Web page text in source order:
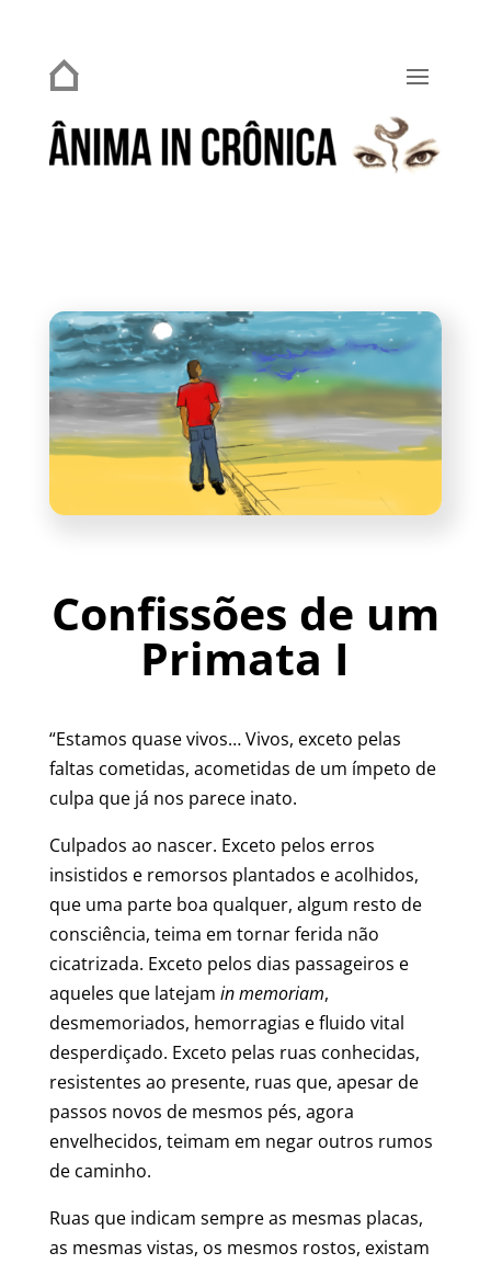
Confissões de um
Primata I
“Estamos quase vivos… Vivos, exceto pelas
faltas cometidas, acometidas de um ímpeto de
culpa que já nos parece inato.
Culpados ao nascer. Exceto pelos erros
insistidos e remorsos plantados e acolhidos,
que uma parte boa qualquer, algum resto de
consciência, teima em tornar ferida não
cicatrizada. Exceto pelos dias passageiros e
aqueles que latejam in memoriam,
desmemoriados, hemorragias e fluido vital
desperdiçado. Exceto pelas ruas conhecidas,
resistentes ao presente, ruas que, apesar de
passos novos de mesmos pés, agora
envelhecidos, teimam em negar outros rumos
de caminho.
Ruas que indicam sempre as mesmas placas,
as mesmas vistas, os mesmos rostos, existam